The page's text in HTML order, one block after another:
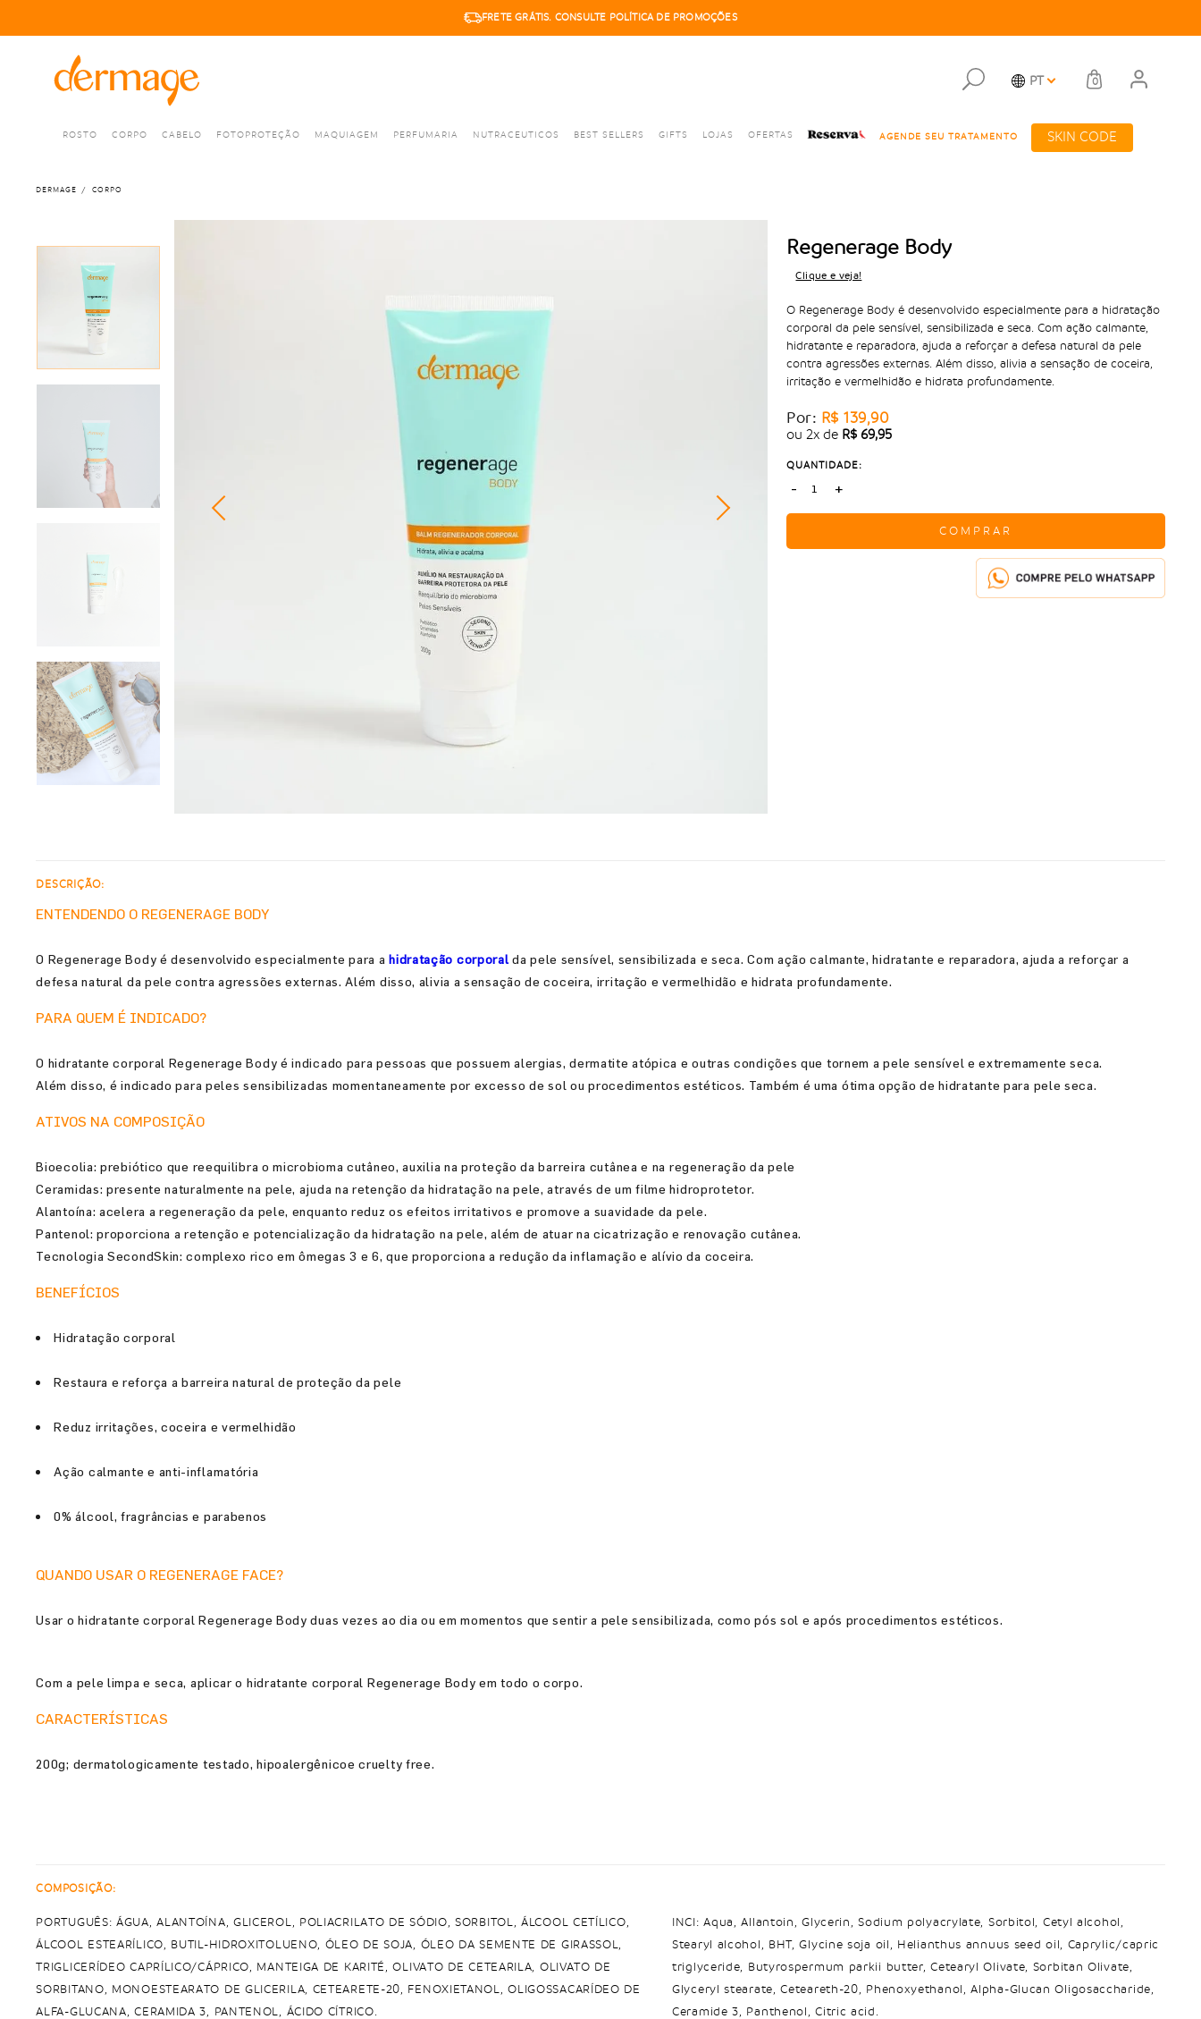
FRETE GRÁTIS. CONSULTE POLÍTICA DE PROMOÇÕES
6X SEM JUROS. PARCELA MÍNIMA R$50,00
PT 0
ROSTO CORPO CABELO FOTOPROTEÇÃO MAQUIAGEM PERFUMARIA NUTRACEUTICOS BEST SELLERS GIFTS LOJAS OFERTAS AGENDE SEU TRATAMENTO SKIN CODE
DERMAGE CORPO
Regenerage Body
Clique e veja!
O Regenerage Body é desenvolvido especialmente para a hidratação
corporal da pele sensível, sensibilizada e seca. Com ação calmante,
hidratante e reparadora, ajuda a reforçar a defesa natural da pele
contra agressões externas. Além disso, alivia a sensação de coceira,
irritação e vermelhidão e hidrata profundamente.
Por: R$ 139,90
ou2x de R$ 69,95
QUANTIDADE:
- +
COMPRAR
DESCRIÇÃO:
ENTENDENDO O REGENERAGE BODY
O Regenerage Body é desenvolvido especialmente para ahidratação corporalda pele sensível, sensibilizada e seca. Com ação calmante, hidratante e reparadora, ajuda a reforçar a
defesa natural da pele contra agressões externas. Além disso, alivia a sensação de coceira, irritação e vermelhidão e hidrata profundamente.
PARA QUEM É INDICADO?
O hidratante corporal Regenerage Body é indicado para pessoas que possuem alergias, dermatite atópica e outras condições que tornem a pele sensível e extremamente seca.
Além disso, é indicado para peles sensibilizadas momentaneamente por excesso de sol ou procedimentos estéticos. Também é uma ótima opção de hidratante para pele seca.
ATIVOS NA COMPOSIÇÃO
Bioecolia: prebiótico que reequilibra o microbioma cutâneo, auxilia na proteção da barreira cutânea e na regeneração da pele
Ceramidas: presente naturalmente na pele, ajuda na retenção da hidratação na pele, através de um filme hidroprotetor.
Alantoína: acelera a regeneração da pele, enquanto reduz os efeitos irritativos e promove a suavidade da pele.
Pantenol: proporciona a retenção e potencialização da hidratação na pele, além de atuar na cicatrização e renovação cutânea.
Tecnologia SecondSkin: complexo rico em ômegas 3 e 6, que proporciona a redução da inflamação e alívio da coceira.
BENEFÍCIOS
Hidratação corporal
Restaura e reforça a barreira natural de proteção da pele
Reduz irritações, coceira e vermelhidão
Ação calmante e anti-inflamatória
0% álcool, fragrâncias e parabenos
QUANDO USAR O REGENERAGE FACE?
Usar o hidratante corporal Regenerage Body duas vezes ao dia ou em momentos que sentir a pele sensibilizada, como pós sol e após procedimentos estéticos.
Com a pele limpa e seca, aplicar o hidratante corporal Regenerage Body em todo o corpo.
CARACTERÍSTICAS
200g; dermatologicamente testado, hipoalergênicoe cruelty free.
COMPOSIÇÃO:
PORTUGUÊS: ÁGUA, ALANTOÍNA, GLICEROL, POLIACRILATO DE SÓDIO, SORBITOL, ÁLCOOL CETÍLICO,
ÁLCOOL ESTEARÍLICO, BUTIL-HIDROXITOLUENO, ÓLEO DE SOJA, ÓLEO DA SEMENTE DE GIRASSOL,
TRIGLICERÍDEO CAPRÍLICO/CÁPRICO, MANTEIGA DE KARITÉ, OLIVATO DE CETEARILA, OLIVATO DE
SORBITANO, MONOESTEARATO DE GLICERILA, CETEARETE-20, FENOXIETANOL, OLIGOSSACARÍDEO DE
ALFA-GLUCANA, CERAMIDA 3, PANTENOL, ÁCIDO CÍTRICO.
INCI: Aqua, Allantoin, Glycerin, Sodium polyacrylate, Sorbitol, Cetyl alcohol,
Stearyl alcohol, BHT, Glycine soja oil, Helianthus annuus seed oil, Caprylic/capric
triglyceride, Butyrospermum parkii butter, Cetearyl Olivate, Sorbitan Olivate,
Glyceryl stearate, Ceteareth-20, Phenoxyethanol, Alpha-Glucan Oligosaccharide,
Ceramide 3, Panthenol, Citric acid.